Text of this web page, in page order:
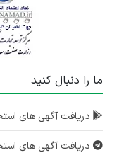
ما را دنبال کنید
دریافت آگهی های
دریافت آگهی های